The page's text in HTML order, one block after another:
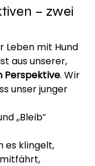
– zwei
Leben mit Hund
aus unserer,
Perspektive. Wir
unser junger
„Bleib“
es klingelt,